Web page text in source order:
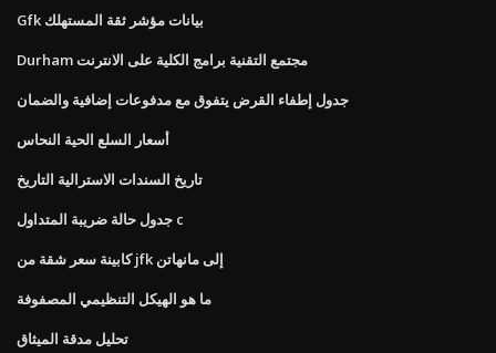
Gfk بيانات مؤشر ثقة المستهلك
Durham مجتمع التقنية برامج الكلية على الانترنت
جدول إطفاء القرض يتفوق مع مدفوعات إضافية والضمان
أسعار السلع الحية النحاس
تاريخ السندات الاسترالية التاريخ
جدول حالة ضريبة المتداول c
كابينة سعر شقة من jfk إلى مانهاتن
ما هو الهيكل التنظيمي المصفوفة
تحليل مدقة الميثاق